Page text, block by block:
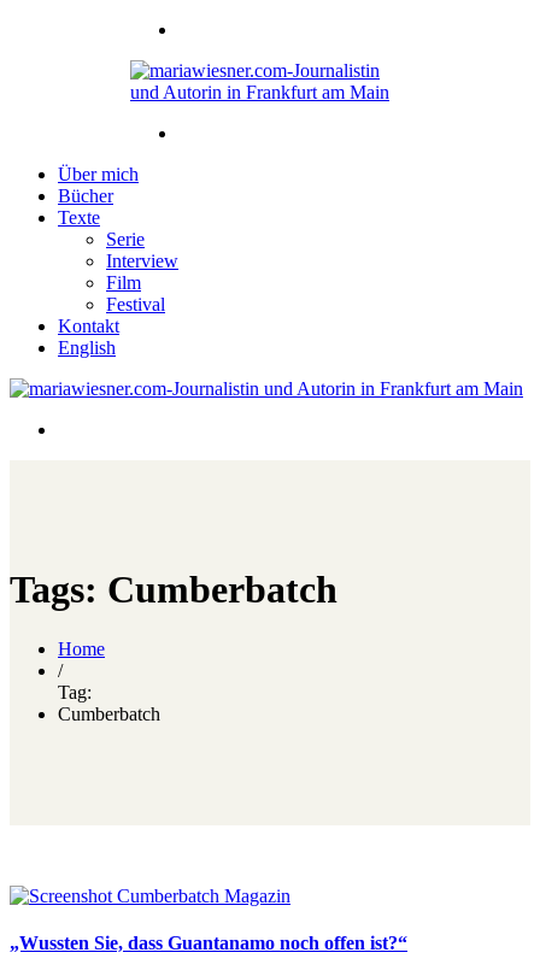
Über mich
Bücher
Texte
Serie
Interview
Film
Festival
Kontakt
English
Tags: Cumberbatch
Home
/
Tag:
Cumberbatch
„Wussten Sie, dass Guantanamo noch offen ist?“